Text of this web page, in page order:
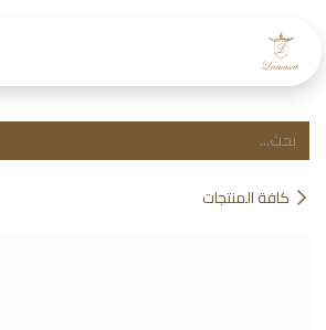
كافة المنتجات